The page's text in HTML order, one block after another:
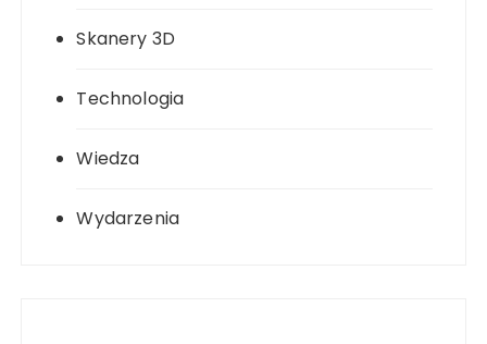
Skanery 3D
Technologia
Wiedza
Wydarzenia